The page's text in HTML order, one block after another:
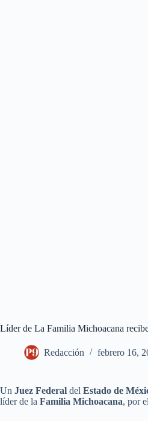
Líder de La Familia Michoacana
Redacción febrero 16,
Un Juez Federal del Estado de
líder de la Familia Michoacana, por